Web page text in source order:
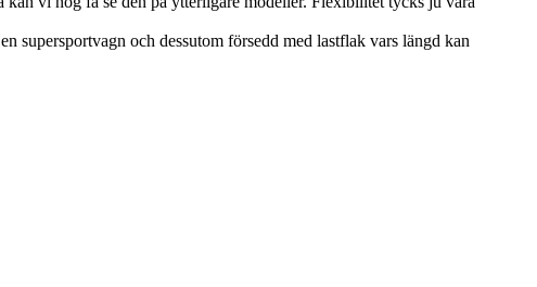
och dessutom försedd med lastflak vars längd kan